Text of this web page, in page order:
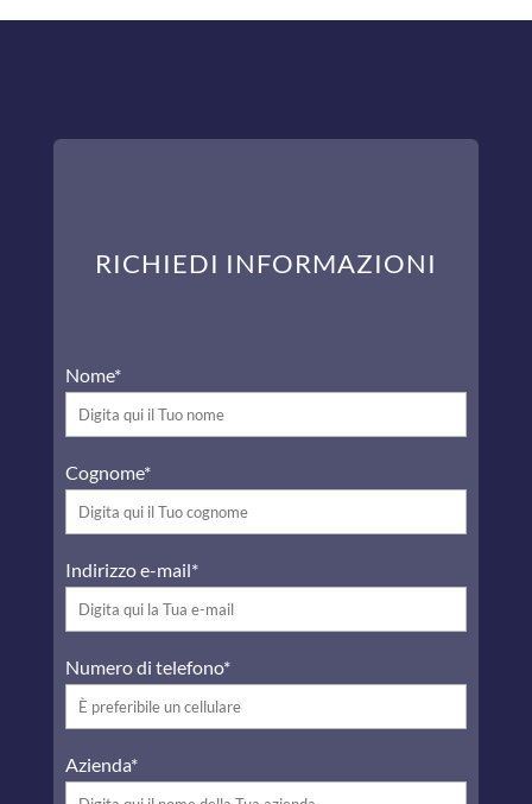
RICHIEDI INFORMAZIONI
Nome*
Cognome*
Indirizzo e-mail*
Numero di telefono*
Azienda*